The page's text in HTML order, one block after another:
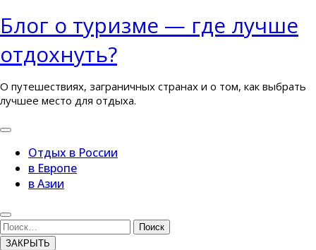
Перейти
к
содержимому
Блог о туризме — где лучше
отдохнуть?
О путешествиях, заграничных странах и о том, как выбрать
лучшее место для отдыха.
Кнопка
Отдых в России
в Европе
в Азии
Кнопка
Закрыть
Поиск
ЗАКРЫТЬ